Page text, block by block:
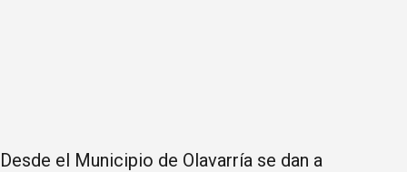
Desde el Municipio de Olavarría se dan a